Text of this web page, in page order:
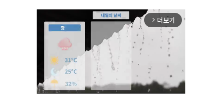
arrow_forward_ios 더보기